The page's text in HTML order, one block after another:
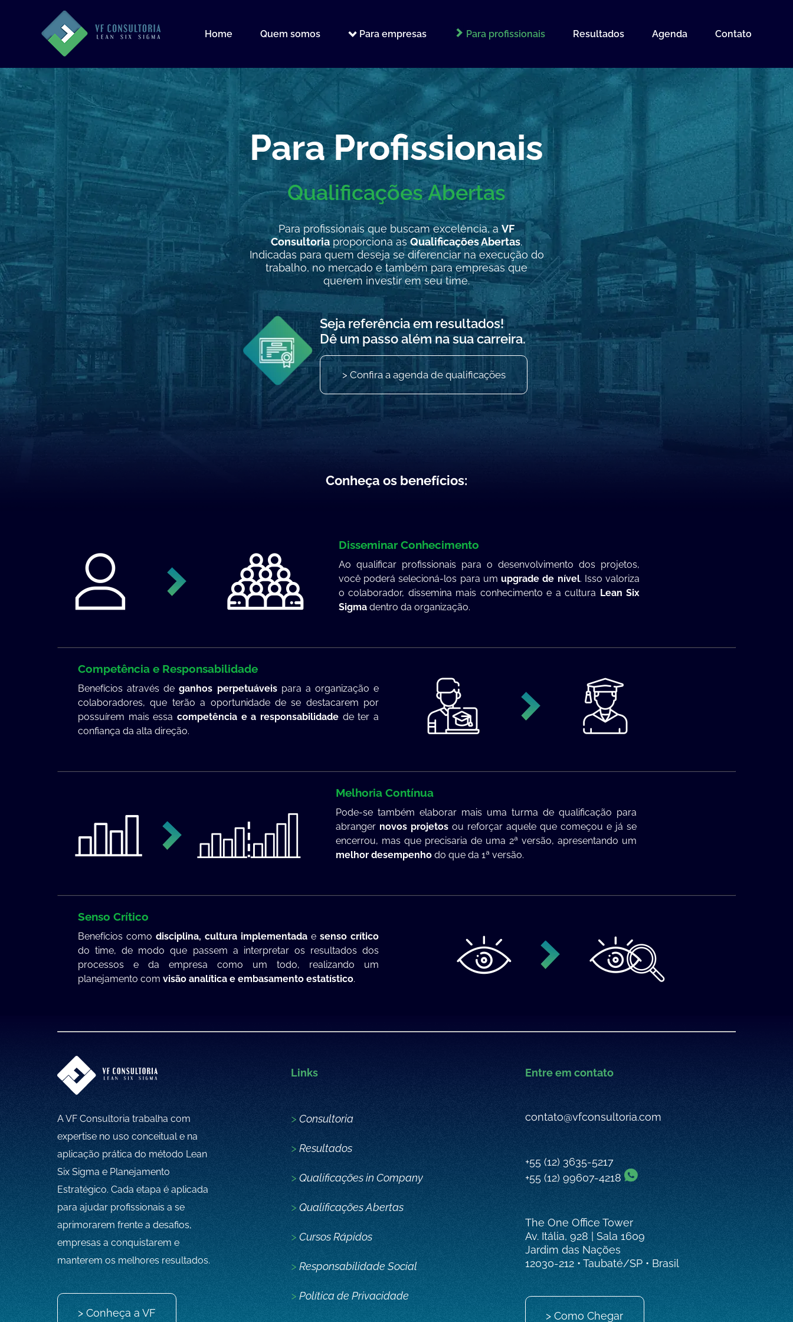
Home Quem somos Para empresas Para profissionais Resultados Agenda Contato
Para Profissionais
Qualificações Abertas
Para profissionais que buscam excelência, a VF
Consultoria proporciona as Qualificações Abertas.
Indicadas para quem deseja se diferenciar na execução do
trabalho, no mercado e também para empresas que
querem investir em seu time.
Seja referência em resultados!
Dê um passo além na sua carreira.
> Confira a agenda de qualificações
Conheça os benefícios:
Disseminar Conhecimento
Ao qualificar profissionais para o desenvolvimento dos projetos,
você poderá selecioná-los para umupgrade de nível. Isso valoriza
o colaborador, dissemina mais conhecimento e a cultura Lean Six
Sigma dentro da organização.
Competência e Responsabilidade
Benefícios através deganhos perpetuáveispara a organização e
colaboradores, que terão a oportunidade de se destacarem por
possuírem mais essa competência e a responsabilidade de ter a
confiança da alta direção.
Melhoria Contínua
Pode-se também elaborar mais uma turma de qualificação para
abranger novos projetos ou reforçar aquele que começou e já se
encerrou, mas que precisaria de uma 2ª versão, apresentando um
melhor desempenho do que da 1ª versão.
Senso Crítico
Benefícios como disciplina, cultura implementada e senso crítico
do time, de modo que passem a interpretar os resultados dos
processos e da empresa como um todo, realizando um
planejamento com visão analítica e embasamento estatístico.
A VF Consultoria trabalha com
expertise no uso conceitual e na
aplicação prática do método Lean
Six Sigma e Planejamento
Estratégico. Cada etapa é aplicada
para ajudar profissionais a se
aprimorarem frente a desafios,
empresas a conquistarem e
manterem os melhores resultados.
> Conheça a VF
Links
>Consultoria
>Resultados
>Qualificações in Company
>Qualificações Abertas
>Cursos Rápidos
>Responsabilidade Social
>Política de Privacidade
Entre em contato
contato@vfconsultoria.com
+55 (12) 3635-5217
+55 (12) 99607-4218
The One Office Tower
Av. Itália, 928 | Sala 1609
Jardim das Nações
12030-212 • Taubaté/SP • Brasil
> Como Chegar